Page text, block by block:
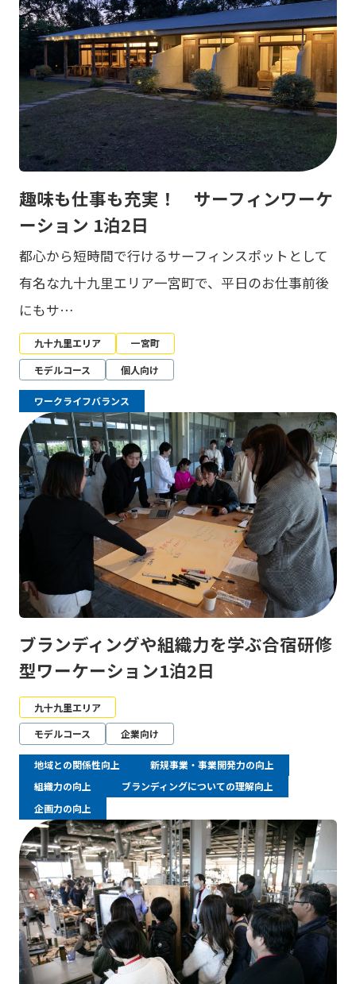
趣味も仕事も充実！ サーフィンワーケ
ーション 1泊2日
都心から短時間で行けるサーフィンスポットとして
有名な九十九里エリア一宮町で、平日のお仕事前後
にもサ…
九十九里エリア
一宮町
モデルコース
個人向け
ワークライフバランス
ブランディングや組織力を学ぶ合宿研修
型ワーケーション1泊2日
九十九里エリア
モデルコース
企業向け
地域との関係性向上
新規事業・事業開発力の向上
組織力の向上
ブランディングについての理解向上
企画力の向上